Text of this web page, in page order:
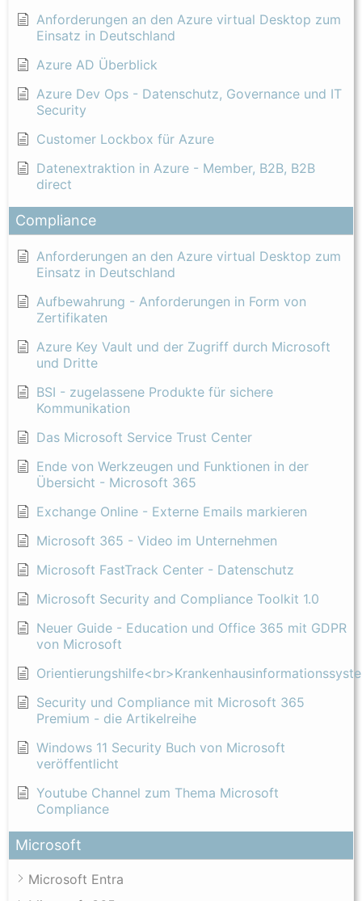
Anforderungen an den Azure virtual Desktop zum
Einsatz in Deutschland
Azure AD Überblick
Azure Dev Ops - Datenschutz, Governance und IT
Security
Customer Lockbox für Azure
Datenextraktion in Azure - Member, B2B, B2B
direct
Compliance
Anforderungen an den Azure virtual Desktop zum
Einsatz in Deutschland
Aufbewahrung - Anforderungen in Form von
Zertifikaten
Azure Key Vault und der Zugriff durch Microsoft
und Dritte
BSI - zugelassene Produkte für sichere
Kommunikation
Das Microsoft Service Trust Center
Ende von Werkzeugen und Funktionen in der
Übersicht - Microsoft 365
Exchange Online - Externe Emails markieren
Microsoft 365 - Video im Unternehmen
Microsoft FastTrack Center - Datenschutz
Microsoft Security and Compliance Toolkit 1.0
Neuer Guide - Education und Office 365 mit GDPR
von Microsoft
Security und Compliance mit Microsoft 365
Premium - die Artikelreihe
Windows 11 Security Buch von Microsoft
veröffentlicht
Youtube Channel zum Thema Microsoft
Compliance
Microsoft
Microsoft Entra